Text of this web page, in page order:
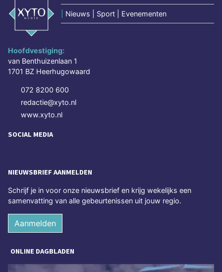
Nieuws | Sport | Evenementen
Hoofdvestiging:
van Benthuizenlaan 1
1701 BZ Heerhugowaard
072 8200 600
redactie@xyto.nl
www.xyto.nl
SOCIAL MEDIA
NIEUWSBRIEF AANMELDEN
Schrijf je in voor onze nieuwsbrief en krijg wekelijks een
samenvatting van alle gebeurtenissen uit jouw regio.
Aanmelden
ONLINE DAGBLADEN